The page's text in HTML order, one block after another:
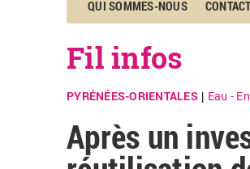
QUI SOMMES-NOUS CONTACT
Fil infos
PYRÉNÉES-ORIENTALES| Eau -
Après un